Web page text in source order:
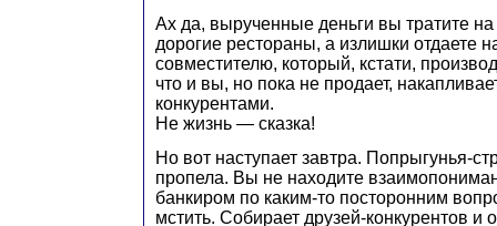
Ах да, вырученные деньги вы тратите
дорогие рестораны, а излишки отдаете
совместителю, который, кстати,
что и вы, но пока не продает,
конкурентами.
Не жизнь — сказка!
Но вот наступает завтра. Попрыгунья-
пропела. Вы не находите
банкиром по каким-то посторонним
мстить. Собирает друзей-конкурентов и